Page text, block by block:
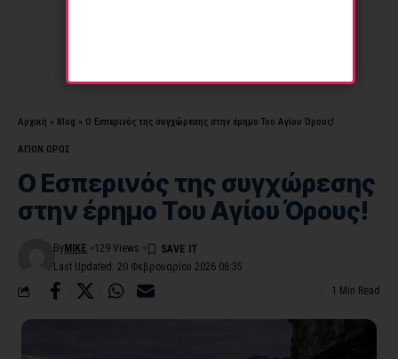
Αρχική » Blog » Ο Εσπερινός της συγχώρεσης στην έρημο Του Αγίου Όρους!
ΑΓΙΟΝ ΟΡΟΣ
Ο Εσπερινός της συγχώρεσης
στην έρημο Του Αγίου Όρους!
Last Updated: 20 Φεβρουαρίου 2026 06:35
By MIKE 129 Views
1 Min Read